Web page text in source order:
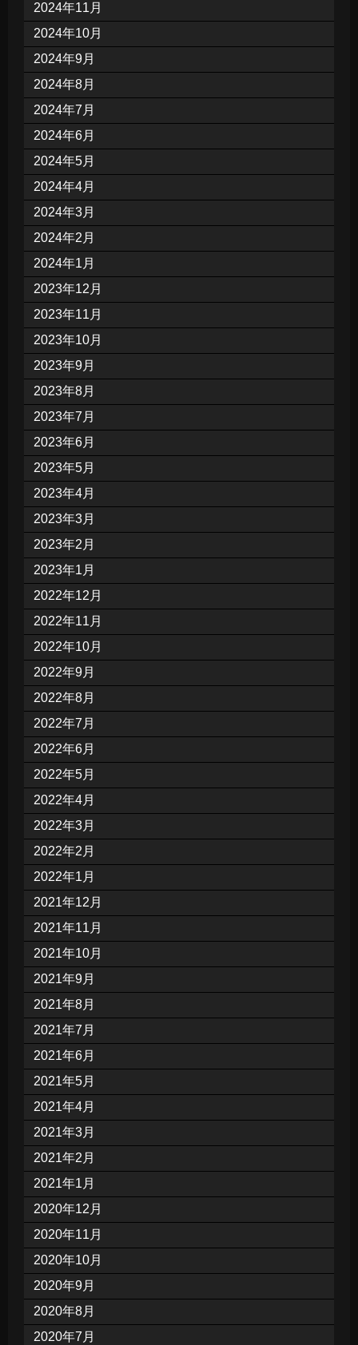
2024年11月
2024年10月
2024年9月
2024年8月
2024年7月
2024年6月
2024年5月
2024年4月
2024年3月
2024年2月
2024年1月
2023年12月
2023年11月
2023年10月
2023年9月
2023年8月
2023年7月
2023年6月
2023年5月
2023年4月
2023年3月
2023年2月
2023年1月
2022年12月
2022年11月
2022年10月
2022年9月
2022年8月
2022年7月
2022年6月
2022年5月
2022年4月
2022年3月
2022年2月
2022年1月
2021年12月
2021年11月
2021年10月
2021年9月
2021年8月
2021年7月
2021年6月
2021年5月
2021年4月
2021年3月
2021年2月
2021年1月
2020年12月
2020年11月
2020年10月
2020年9月
2020年8月
2020年7月